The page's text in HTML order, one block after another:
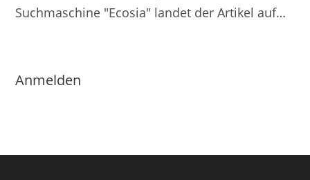
Suchmaschine "Ecosia" landet der Artikel auf…
Anmelden